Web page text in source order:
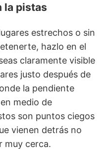
la pistas
estrechos o sin
hazlo en el
claramente visible
justo después de
la pendiente
medio de
son puntos ciegos
vienen detrás no
muy cerca.